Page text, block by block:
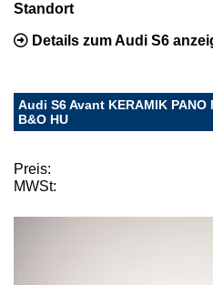
Standort
Details zum Audi S6
Audi S6 Avant KERAMIK PANO
B&O HU
Preis:
MWSt: